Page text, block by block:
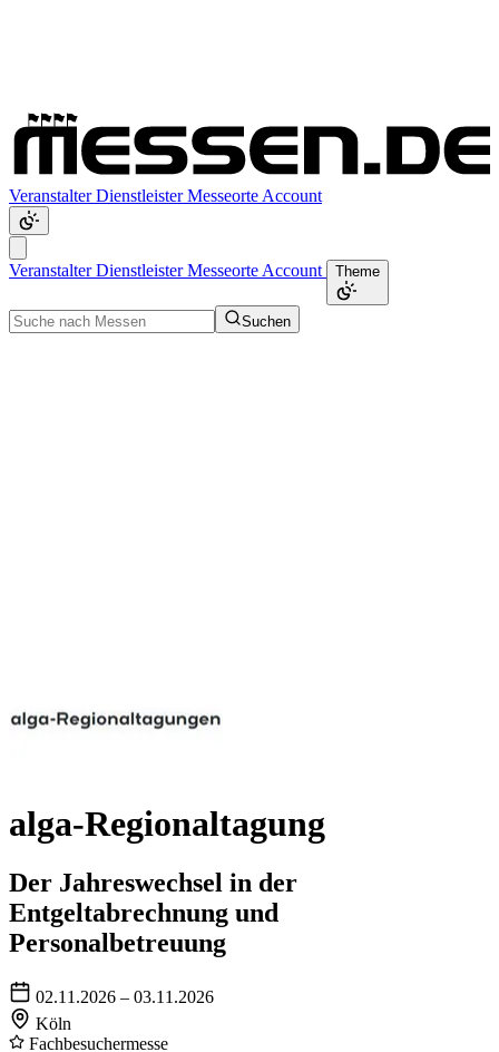
VeranstalterDienstleisterMesseorte Account
VeranstalterDienstleisterMesseorte Account Theme
Suchen
alga-Regionaltagung
Der Jahreswechsel in der
Entgeltabrechnung und
Personalbetreuung
02.11.2026 – 03.11.2026
Köln
Fachbesuchermesse